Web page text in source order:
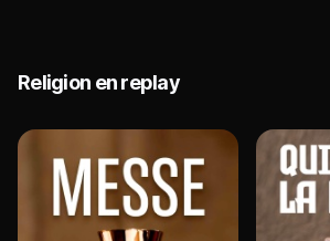
Religion en replay